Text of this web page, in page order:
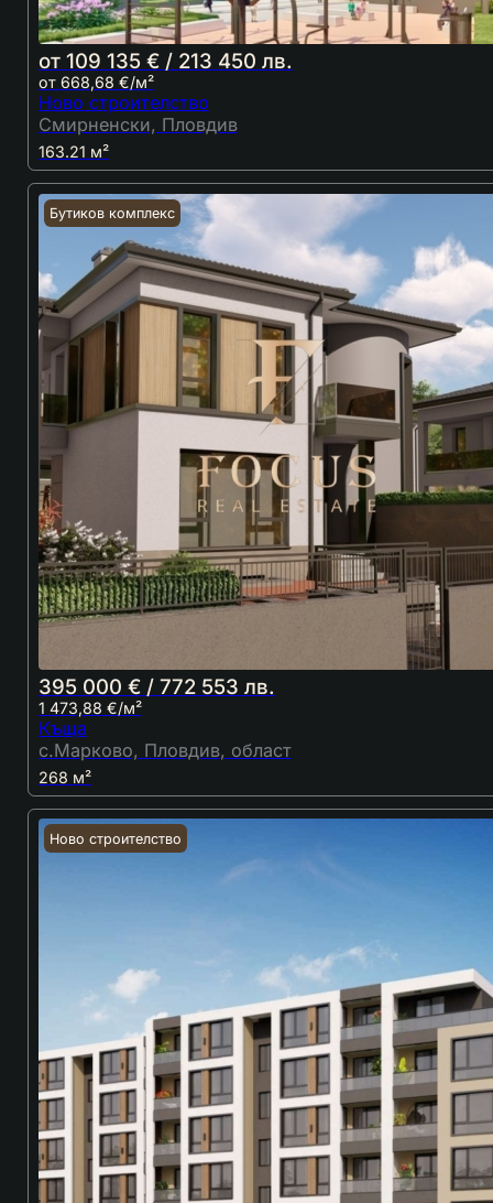
от 109 135 € / 213 450 лв.
от 668,68 €/м²
Ново строителство
Смирненски, Пловдив
163.21 м²
Бутиков комплекс
395 000 € / 772 553 лв.
1 473,88 €/м²
Къща
с.Марково, Пловдив, област
268 м²
Ново строителство